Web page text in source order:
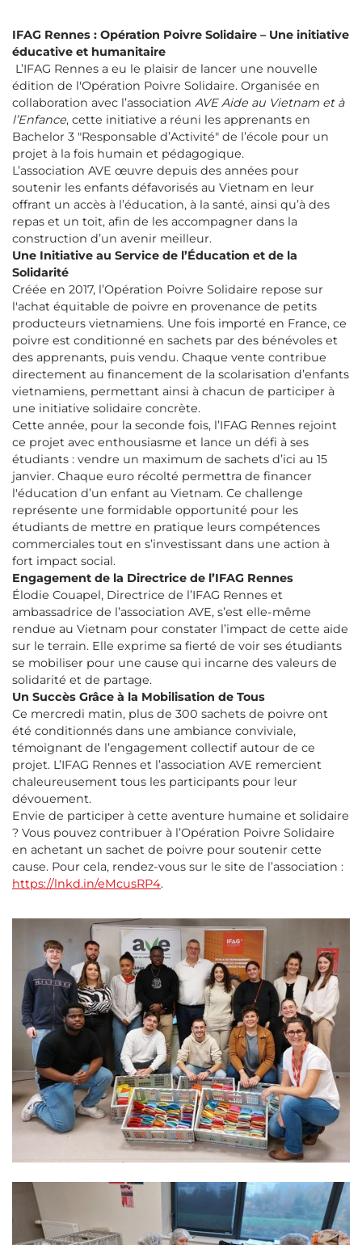
IFAG Rennes : Opération Poivre Solidaire – Une initiative
éducative et humanitaire
L’IFAG Rennes a eu le plaisir de lancer une nouvelle
édition de l'Opération Poivre Solidaire. Organisée en
collaboration avec l’association AVE Aide au Vietnam et à
l’Enfance, cette initiative a réuni les apprenants en
Bachelor 3 "Responsable d’Activité" de l’école pour un
projet à la fois humain et pédagogique.
L’association AVE œuvre depuis des années pour
soutenir les enfants défavorisés au Vietnam en leur
offrant un accès à l’éducation, à la santé, ainsi qu’à des
repas et un toit, afin de les accompagner dans la
construction d’un avenir meilleur.
Une Initiative au Service de l’Éducation et de la
Solidarité
Créée en 2017, l’Opération Poivre Solidaire repose sur
l'achat équitable de poivre en provenance de petits
producteurs vietnamiens. Une fois importé en France, ce
poivre est conditionné en sachets par des bénévoles et
des apprenants, puis vendu. Chaque vente contribue
directement au financement de la scolarisation d’enfants
vietnamiens, permettant ainsi à chacun de participer à
une initiative solidaire concrète.
Cette année, pour la seconde fois, l’IFAG Rennes rejoint
ce projet avec enthousiasme et lance un défi à ses
étudiants : vendre un maximum de sachets d’ici au 15
janvier. Chaque euro récolté permettra de financer
l'éducation d’un enfant au Vietnam. Ce challenge
représente une formidable opportunité pour les
étudiants de mettre en pratique leurs compétences
commerciales tout en s’investissant dans une action à
fort impact social.
Engagement de la Directrice de l’IFAG Rennes
Élodie Couapel, Directrice de l’IFAG Rennes et
ambassadrice de l’association AVE, s’est elle-même
rendue au Vietnam pour constater l’impact de cette aide
sur le terrain. Elle exprime sa fierté de voir ses étudiants
se mobiliser pour une cause qui incarne des valeurs de
solidarité et de partage.
Un Succès Grâce à la Mobilisation de Tous
Ce mercredi matin, plus de 300 sachets de poivre ont
été conditionnés dans une ambiance conviviale,
témoignant de l’engagement collectif autour de ce
projet. L’IFAG Rennes et l’association AVE remercient
chaleureusement tous les participants pour leur
dévouement.
Envie de participer à cette aventure humaine et solidaire
? Vous pouvez contribuer à l’Opération Poivre Solidaire
en achetant un sachet de poivre pour soutenir cette
cause. Pour cela, rendez-vous sur le site de l’association :
https://lnkd.in/eMcusRP4.